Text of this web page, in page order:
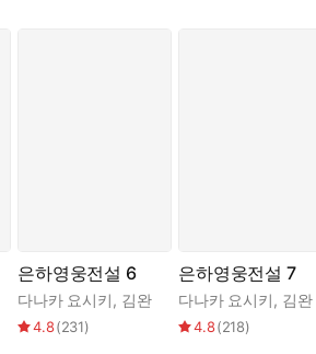
은하영웅전설 6
다나카 요시키, 김완
4.8(231)
은하영웅전설 7
다나카 요시키, 김완
4.8(218)